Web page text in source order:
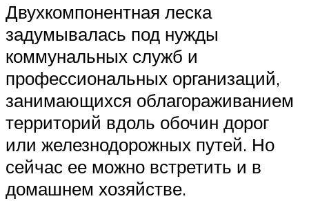
Двухкомпонентная леска
задумывалась под нужды
коммунальных служб и
профессиональных организаций,
занимающихся облагораживанием
территорий вдоль обочин дорог
или железнодорожных путей. Но
сейчас ее можно встретить и в
домашнем хозяйстве.